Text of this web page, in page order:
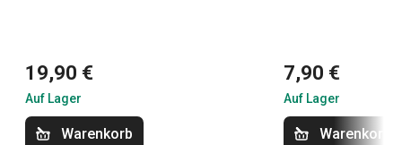
19,90 €
Auf Lager
Warenkorb
7,90 €
Auf Lager
Warenkorb